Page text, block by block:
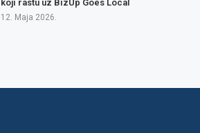
koji rastu uz BizUp Goes Local
12. Maja 2026.